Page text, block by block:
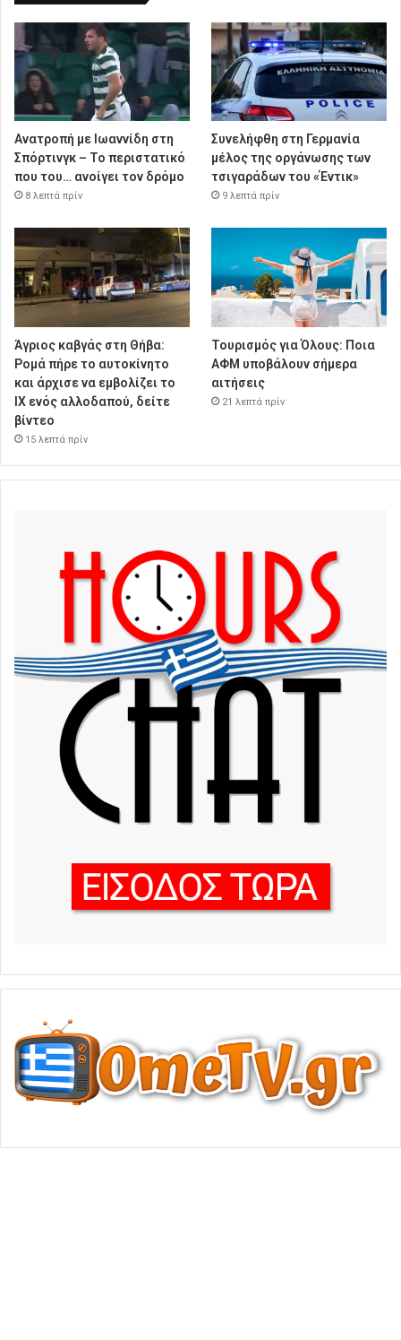
Ανατροπή με Ιωαννίδη στη
Σπόρτινγκ – Το περιστατικό
που του… ανοίγει τον δρόμο
8 λεπτά πρίν
Συνελήφθη στη Γερμανία
μέλος της οργάνωσης των
τσιγαράδων του «Έντικ»
9 λεπτά πρίν
Άγριος καβγάς στη Θήβα:
Ρομά πήρε το αυτοκίνητο
και άρχισε να εμβολίζει το
ΙΧ ενός αλλοδαπού, δείτε
βίντεο
15 λεπτά πρίν
Τουρισμός για Όλους: Ποια
ΑΦΜ υποβάλουν σήμερα
αιτήσεις
21 λεπτά πρίν